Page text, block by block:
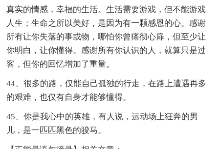
真实的情感，幸福的生活。生活需要游戏，但不能游戏
人生；生命之所以美好，是因为有一颗感恩的心。感谢
所有让你失落的事或物，哪怕你曾痛彻心扉，但至少让
你明白，让你懂得。感谢所有你认识的人，就算只是过
客，但你的回忆增加了重量。
44、很多的路，仅能自己孤独的行走，在路上遭遇再多
的艰难，也仅有自身才能够懂得。
45、你是我心中的英雄，有人说，运动场上狂奔的男
儿，是一匹匹黑色的骏马。